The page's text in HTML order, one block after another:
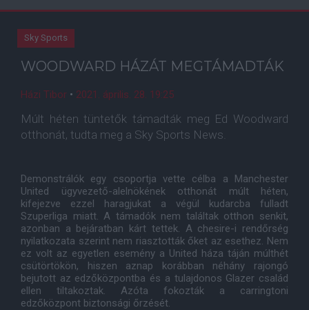
Sky Sports
WOODWARD HÁZÁT MEGTÁMADTÁK
Házi Tibor • 2021. április. 28. 19:25
Múlt héten tüntetők támadták meg Ed Woodward
otthonát, tudta meg a Sky Sports News.
Demonstrálók egy csoportja vette célba a Manchester
United ügyvezető-alelnökének otthonát múlt héten,
kifejezve ezzel haragjukat a végül kudarcba fulladt
Szuperliga miatt. A támadók nem találtak otthon senkit,
azonban a bejáratban kárt tettek. A chesire-i rendőrség
nyilatkozata szerint nem riasztották őket az esethez. Nem
ez volt az egyetlen esemény a United háza táján múlthét
csütörtökön, hiszen aznap korábban néhány rajongó
bejutott az edzőközpontba és a tulajdonos Glazer család
ellen tiltakoztak. Azóta fokozták a carringtoni
edzőközpont biztonsági őrzését.